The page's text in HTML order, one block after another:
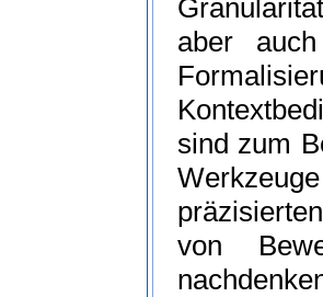
aber
sind zum
von